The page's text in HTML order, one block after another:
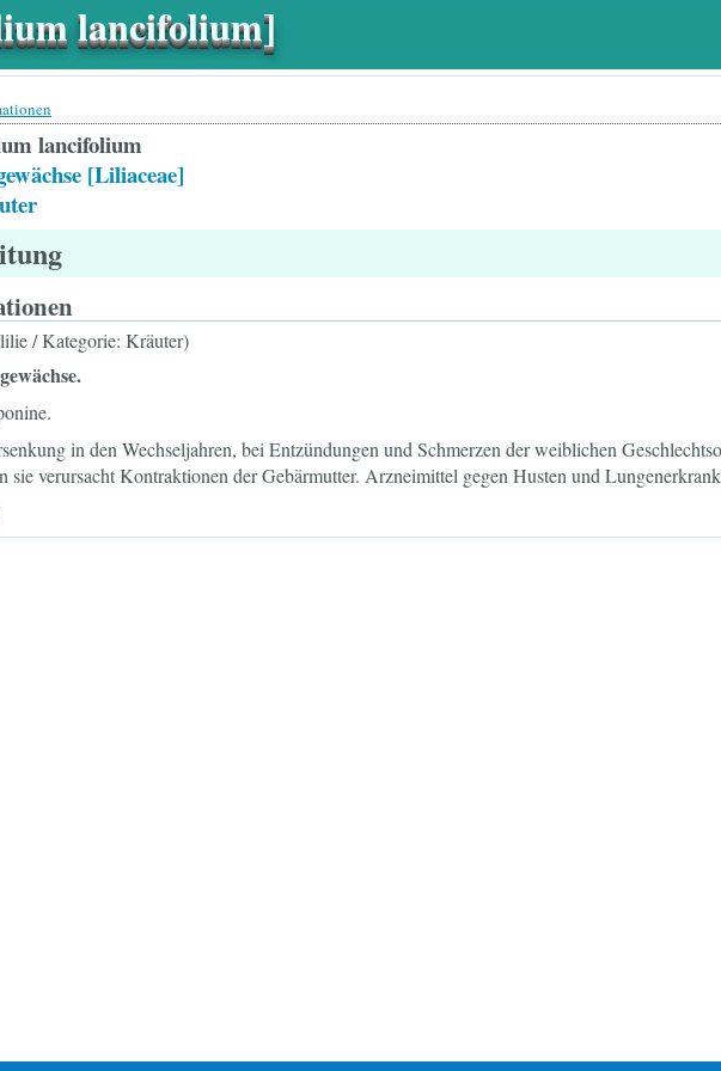
lancifolium]
lancifolium
[Liliaceae]
/ Kategorie: Kräuter)
in den Wechseljahren, bei Entzündungen und Schmerzen der weiblichen
sie verursacht Kontraktionen der Gebärmutter. Arzneimittel gegen Husten und